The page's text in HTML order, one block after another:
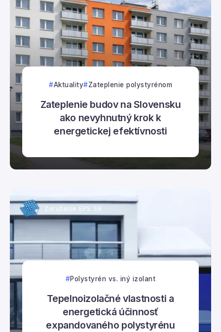
Aktuality Zateplenie polystyrénom
Zateplenie budov na Slovensku
ako nevyhnutný krok k
energetickej efektívnosti
Združenie EPS SR
Polystyrén vs. iný izolant
Tepelnoizolačné vlastnosti a
energetická účinnosť
expandovaného polystyrénu